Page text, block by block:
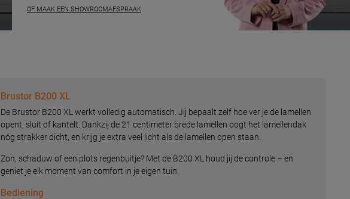
OF MAAK EEN SHOWROOMAFSPRAAK
Brustor B200 XL
De Brustor B200 XL werkt volledig automatisch. Jij bepaalt zelf hoe ver je de lamellen
opent, sluit of kantelt. Dankzij de 21 centimeter brede lamellen oogt het lamellendak
nóg strakker dicht, en krijg je extra veel licht als de lamellen open staan.
Zon, schaduw of een plots regenbuitje? Met de B200 XL houd jij de controle – en
geniet je elk moment van comfort in je eigen tuin.
Bediening